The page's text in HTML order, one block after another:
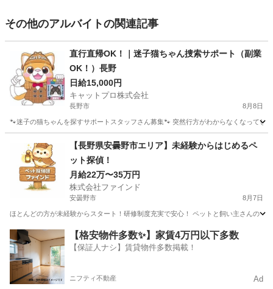
その他のアルバイトの関連記事
直行直帰OK！｜迷子猫ちゃん捜索サポート（副業
OK！）長野
日給15,000円
キャットプロ株式会社
長野市 8月8日
🐾迷子の猫ちゃんを探すサポートスタッフさん募集🐾 突然行方がわからなくなって
その他 スタッフ
【長野県安曇野市エリア】未経験からはじめるペ
ット探偵！
月給22万〜35万円
株式会社ファインド
安曇野市 8月7日
ほとんどの方が未経験からスタート！研修制度充実で安心！ ペットと飼い主さんの
長野 安曇野市 その他 スタッフ
【格安物件多数✨】家賃4万円以下多数
【保証人ナシ】賃貸物件多数掲載！
ニフティ不動産 Ad